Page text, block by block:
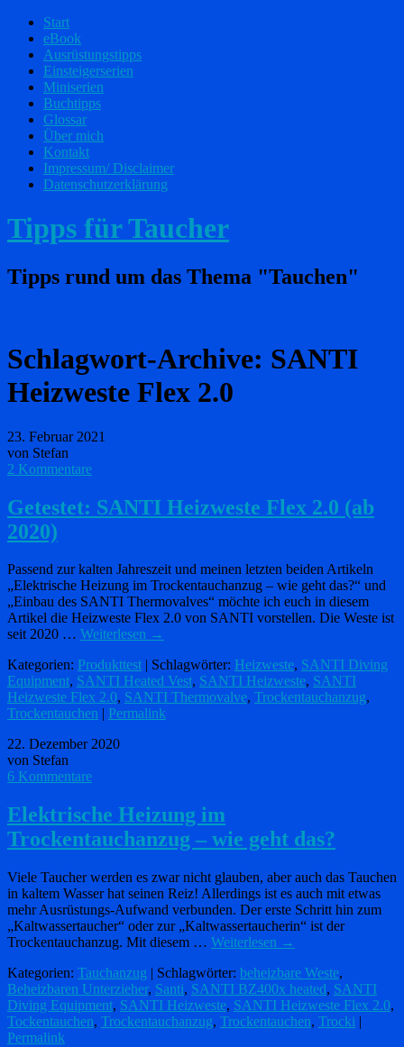
Start
eBook
Ausrüstungstipps
Einsteigerserien
Miniserien
Buchtipps
Glossar
Über mich
Kontakt
Impressum/ Disclaimer
Datenschutzerklärung
Tipps für Taucher
Tipps rund um das Thema "Tauchen"
Schlagwort-Archive: SANTI
Heizweste Flex 2.0
23. Februar 2021
von Stefan
2 Kommentare
Getestet: SANTI Heizweste Flex 2.0 (ab
2020)
Passend zur kalten Jahreszeit und meinen letzten beiden Artikeln
„Elektrische Heizung im Trockentauchanzug – wie geht das?“ und
„Einbau des SANTI Thermovalves“ möchte ich euch in diesem
Artikel die Heizweste Flex 2.0 von SANTI vorstellen. Die Weste ist
seit 2020 … Weiterlesen →
Kategorien: Produkttest | Schlagwörter: Heizweste, SANTI Diving
Equipment, SANTI Heated Vest, SANTI Heizweste, SANTI
Heizweste Flex 2.0, SANTI Thermovalve, Trockentauchanzug,
Trockentauchen
Permalink
22. Dezember 2020
von Stefan
6 Kommentare
Elektrische Heizung im
Trockentauchanzug – wie geht das?
Viele Taucher werden es zwar nicht glauben, aber auch das Tauchen
in kaltem Wasser hat seinen Reiz! Allerdings ist es auch mit etwas
mehr Ausrüstungs-Aufwand verbunden. Der erste Schritt hin zum
„Kaltwassertaucher“ oder zur „Kaltwassertaucherin“ ist der
Trockentauchanzug. Mit diesem … Weiterlesen →
Kategorien: Tauchanzug | Schlagwörter: beheizbare Weste,
Beheizbaren Unterzieher, Santi, SANTI BZ400x heated, SANTI
Diving Equipment, SANTI Heizweste, SANTI Heizweste Flex 2.0,
Tockentauchen, Trockentauchanzug, Trockentauchen, Trocki |
Permalink